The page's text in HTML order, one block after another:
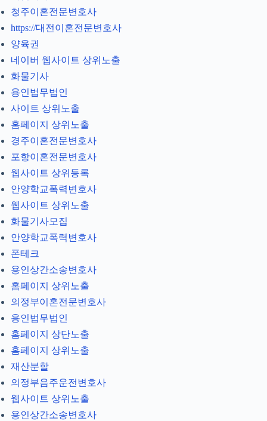
청주이혼전문변호사
https://대전이혼전문변호사
양육권
네이버 웹사이트 상위노출
화물기사
용인법무법인
사이트 상위노출
홈페이지 상위노출
경주이혼전문변호사
포항이혼전문변호사
웹사이트 상위등록
안양학교폭력변호사
웹사이트 상위노출
화물기사모집
안양학교폭력변호사
폰테크
용인상간소송변호사
홈페이지 상위노출
의정부이혼전문변호사
용인법무법인
홈페이지 상단노출
홈페이지 상위노출
재산분할
의정부음주운전변호사
웹사이트 상위노출
용인상간소송변호사